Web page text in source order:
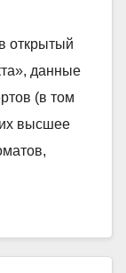
открытый
данные
(в том
высшее